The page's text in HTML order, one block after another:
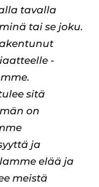
tavalla
tai se joku.
-
sitä
on
ja
elää ja
meistä